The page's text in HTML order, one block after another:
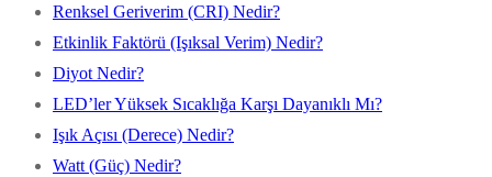
Renksel Geriverim (CRI) Nedir?
Etkinlik Faktörü (Işıksal Verim) Nedir?
Diyot Nedir?
LED’ler Yüksek Sıcaklığa Karşı Dayanıklı Mı?
Işık Açısı (Derece) Nedir?
Watt (Güç) Nedir?